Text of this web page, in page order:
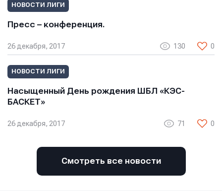
НОВОСТИ ЛИГИ
Пресс – конференция.
26 декабря, 2017 130 0
НОВОСТИ ЛИГИ
Насыщенный День рождения ШБЛ «КЭС-
БАСКЕТ»
26 декабря, 2017 71 0
Смотреть все новости
Телефон
Телефон
Телефон
Сообщение